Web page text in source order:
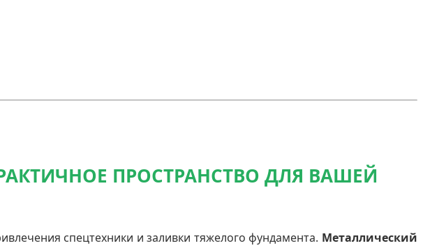
ПРОСТРАНСТВО ДЛЯ ВАШЕЙ
спецтехники и заливки тяжелого фундамента. Металлический